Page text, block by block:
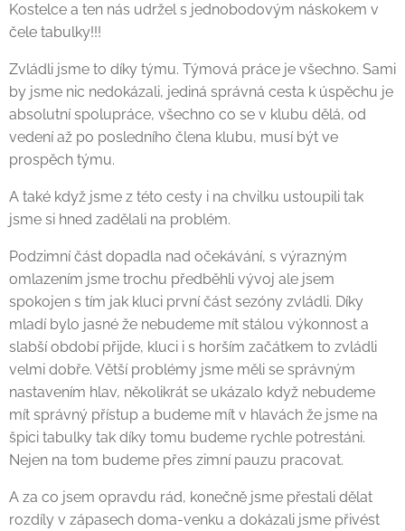
Kostelce a ten nás udržel s jednobodovým náskokem v
čele tabulky!!!
Zvládli jsme to díky týmu. Týmová práce je všechno. Sami
by jsme nic nedokázali, jediná správná cesta k úspěchu je
absolutní spolupráce, všechno co se v klubu dělá, od
vedení až po posledního člena klubu, musí být ve
prospěch týmu.
A také když jsme z této cesty i na chvilku ustoupili tak
jsme si hned zadělali na problém.
Podzimní část dopadla nad očekávání, s výrazným
omlazením jsme trochu předběhli vývoj ale jsem
spokojen s tím jak kluci první část sezóny zvládli. Díky
mladí bylo jasné že nebudeme mít stálou výkonnost a
slabší období přijde, kluci i s horším začátkem to zvládli
velmi dobře. Větší problémy jsme měli se správným
nastavením hlav, několikrát se ukázalo když nebudeme
mít správný přístup a budeme mít v hlavách že jsme na
špici tabulky tak díky tomu budeme rychle potrestáni.
Nejen na tom budeme přes zimní pauzu pracovat.
A za co jsem opravdu rád, konečně jsme přestali dělat
rozdíly v zápasech doma-venku a dokázali jsme přivést